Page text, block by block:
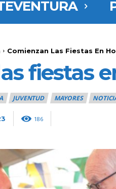
Comienzan Las Fiestas En
fiestas
JUVENTUD MAYORES
186